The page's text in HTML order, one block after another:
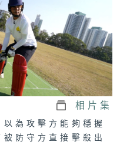
相片集
為攻擊方能夠穩握
防守方直接擊殺出